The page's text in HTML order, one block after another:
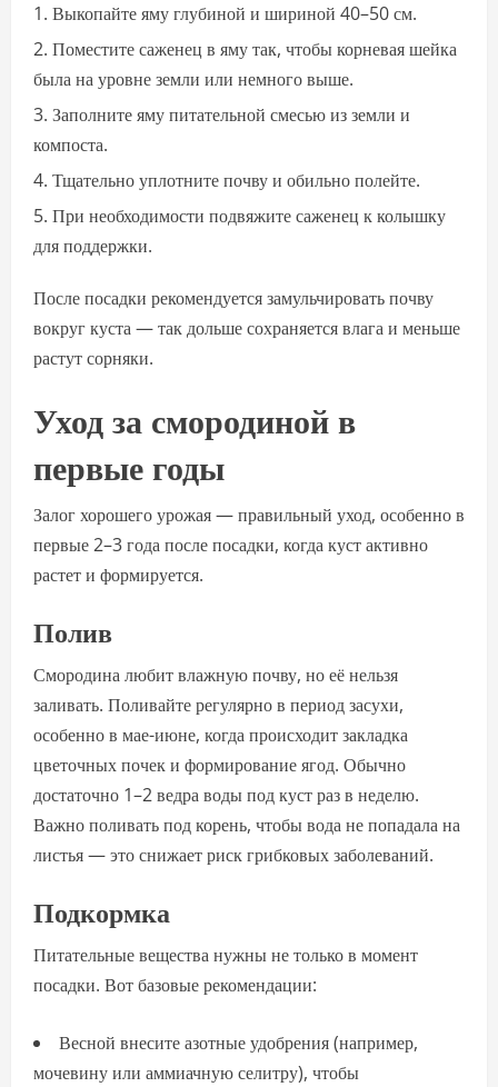
Выкопайте яму глубиной и шириной 40–50 см.
Поместите саженец в яму так, чтобы корневая шейка
была на уровне земли или немного выше.
Заполните яму питательной смесью из земли и
компоста.
Тщательно уплотните почву и обильно полейте.
При необходимости подвяжите саженец к колышку
для поддержки.
После посадки рекомендуется замульчировать почву
вокруг куста — так дольше сохраняется влага и меньше
растут сорняки.
Уход за смородиной в
первые годы
Залог хорошего урожая — правильный уход, особенно в
первые 2–3 года после посадки, когда куст активно
растет и формируется.
Полив
Смородина любит влажную почву, но её нельзя
заливать. Поливайте регулярно в период засухи,
особенно в мае-июне, когда происходит закладка
цветочных почек и формирование ягод. Обычно
достаточно 1–2 ведра воды под куст раз в неделю.
Важно поливать под корень, чтобы вода не попадала на
листья — это снижает риск грибковых заболеваний.
Подкормка
Питательные вещества нужны не только в момент
посадки. Вот базовые рекомендации:
Весной внесите азотные удобрения (например,
мочевину или аммиачную селитру), чтобы